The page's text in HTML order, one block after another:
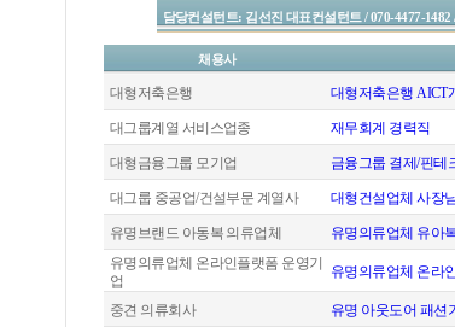
담당컨설턴트: 김선진 대표컨설턴트 / 070-4477-1482
채용사
대형저축은행 대형저축은행 AICT
대그룹계열 서비스업종 재무회계 경력직
대형금융그룹 모기업 금융그룹 결제/핀테
대그룹 중공업/건설부문 계열사 대형건설업체 사장
유명브랜드 아동복 의류업체 유명의류업체 유아
유명의류업체 온라인플랫폼 운영기
업
유명의류업체 온라
중견 의류회사 유명 아웃도어 패션